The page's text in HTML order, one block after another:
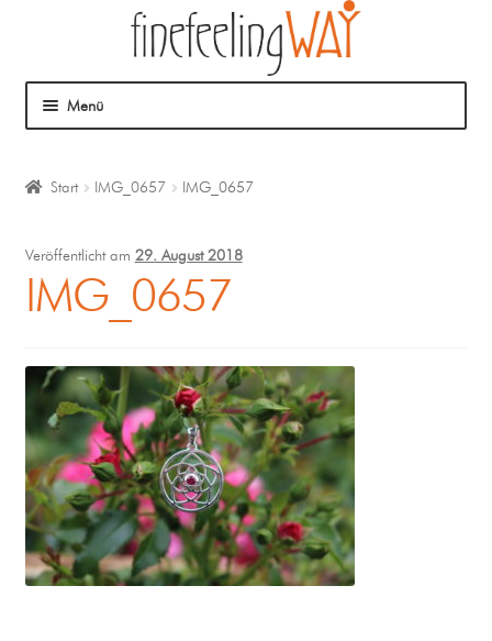
Menü
Coaching
Start IMG_0657 IMG_0657
Veröffentlicht am 29. August 2018
IMG_0657